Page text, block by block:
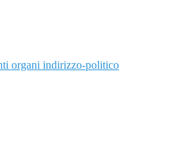
organi indirizzo-politico